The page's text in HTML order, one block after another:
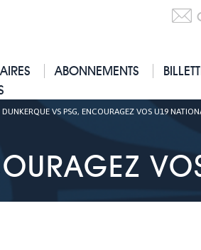
ABONNEMENTS
DUNKERQUE VS PSG, ENCOURAGEZ VOS U19